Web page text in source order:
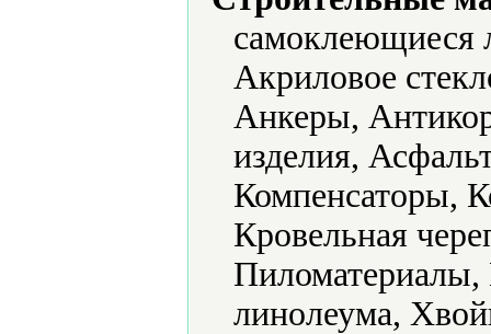
самоклеющиеся
Акриловое
Анкеры,
изделия,
Компенсаторы,
Кровельная
линолеума,